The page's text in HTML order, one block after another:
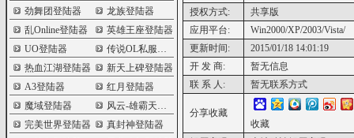
劲舞团登陆器
龙族登陆器
乱Online登陆器
英雄王座登陆器
UO登陆器
传说OL私服登陆器
热血江湖登陆器
新天上碑登陆器
A3登陆器
红月登陆器
魔域登陆器
风云-雄霸天下登陆器
完美世界登陆器
真封神登陆器
授权方式:
共享版
应用平台:
Win2000/XP/2003/Vista/
更新时间:
2015/01/18 14:01:19
开 发 商:
暂无信息
联 系 人:
暂无联系方式
分享收藏
收藏